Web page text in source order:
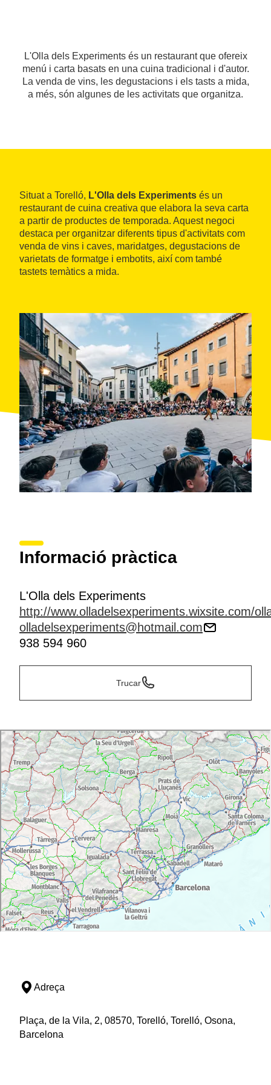
L'Olla dels Experiments és un restaurant que ofereix
menú i carta basats en una cuina tradicional i d'autor.
La venda de vins, les degustacions i els tasts a mida,
a més, són algunes de les activitats que organitza.
Situat a Torelló, L'Olla dels Experiments és un
restaurant de cuina creativa que elabora la seva carta
a partir de productes de temporada. Aquest negoci
destaca per organitzar diferents tipus d'activitats com
venda de vins i caves, maridatges, degustacions de
varietats de formatge i embotits, així com també
tastets temàtics a mida.
Informació pràctica
L'Olla dels Experiments
http://www.olladelsexperiments.wixsite.com/
olladelsexperiments@hotmail.com
938 594 960
Trucar
Adreça
Plaça, de la Vila, 2, 08570, Torelló, Torelló, Osona,
Barcelona